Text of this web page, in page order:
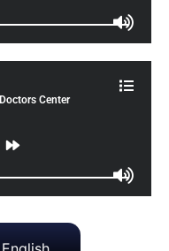
Doctors Center